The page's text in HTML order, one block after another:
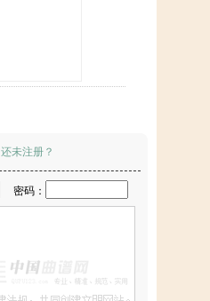
还未注册？
密码：